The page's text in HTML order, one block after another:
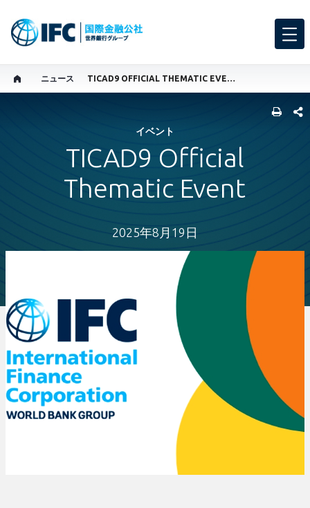
ニュース TICAD9 OFFICIAL THEMATIC EVENT
イベント
TICAD9 Official
Thematic Event
2025年8月19日